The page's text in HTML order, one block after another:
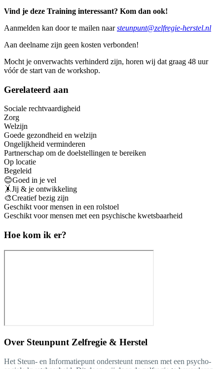
Vind je deze Training interessant? Kom dan ook!
Aanmelden kan door te mailen naarsteunpunt@zelfregie-herstel.nl
Aan deelname zijn geen kosten verbonden!
Mocht je onverwachts verhinderd zijn, horen wij dat graag 48 uur
vóór de start van de workshop.
Gerelateerd aan
Sociale rechtvaardigheid
Zorg
Welzijn
Goede gezondheid en welzijn
Ongelijkheid verminderen
Partnerschap om de doelstellingen te bereiken
Op locatie
Begeleid
😊Goed in je vel
🤸Jij & je ontwikkeling
🎨Creatief bezig zijn
Geschikt voor mensen in een rolstoel
Geschikt voor mensen met een psychische kwetsbaarheid
Hoe kom ik er?
Over Steunpunt Zelfregie & Herstel
Het Steun- en Informatiepunt ondersteunt mensen met een psycho-